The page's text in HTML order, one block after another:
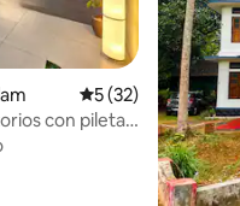
Calificación
5 (32)
con pileta